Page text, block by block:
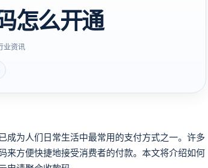
怎么开通
业资讯
成为人们日常生活中最常用的支付方式之一。许多
来方便快捷地接受消费者的付款。本文将介绍如何